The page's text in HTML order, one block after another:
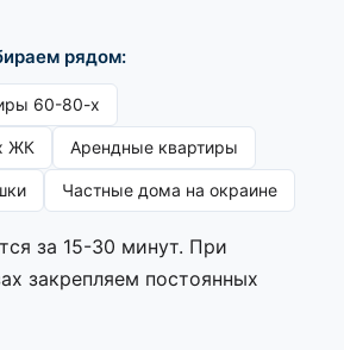
рядом:
60-80-х
ЖК Арендные квартиры
Частные дома на окраине
за 15-30 минут. При
закрепляем постоянных